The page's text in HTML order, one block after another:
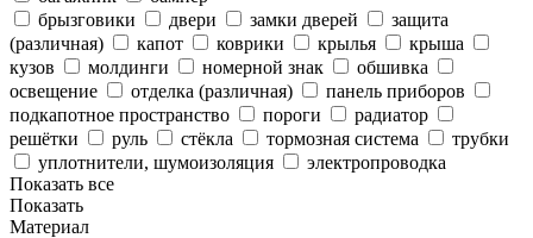
брызговики
двери замки дверей
защита
(различная)
капот коврики крылья
крыша
кузов
молдинги номерной знак
обшивка
освещение
отделка (различная)
панель приборов
подкапотное пространство
пороги
радиатор
решётки
руль стёкла тормозная система
трубки
уплотнители, шумоизоляция
электропроводка
Показать все
Показать
Материал